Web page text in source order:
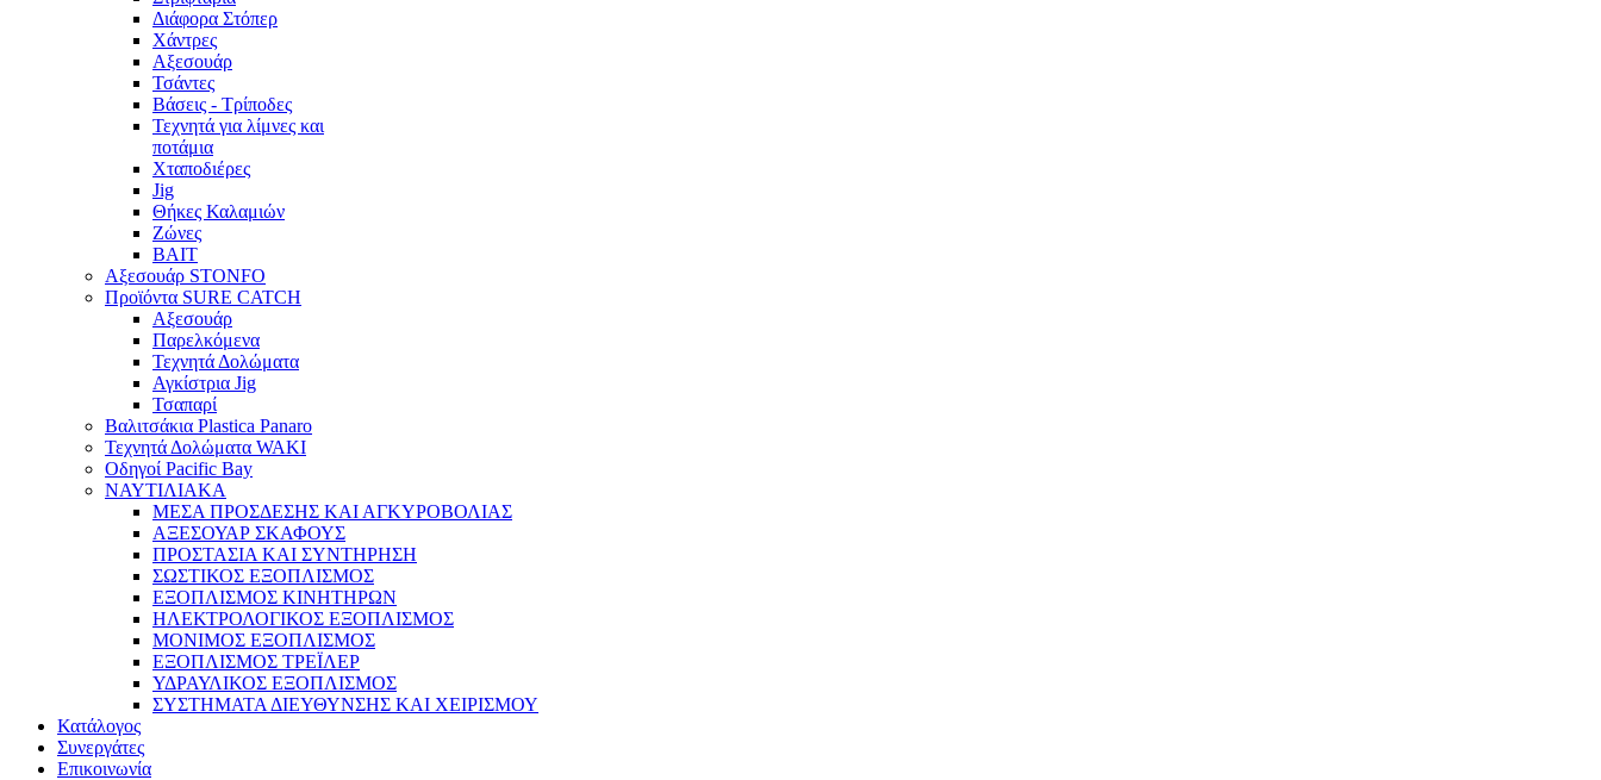
Διάφορα Στόπερ
Χάντρες
Αξεσουάρ
Τσάντες
Βάσεις - Τρίποδες
Τεχνητά για λίμνες και
ποτάμια
Χταποδιέρες
Jig
Θήκες Καλαμιών
Ζώνες
BAIT
Αξεσουάρ STONFO
Προϊόντα SURE CATCH
Αξεσουάρ
Παρελκόμενα
Τεχνητά Δολώματα
Αγκίστρια Jig
Τσαπαρί
Βαλιτσάκια Plastica Panaro
Τεχνητά Δολώματα WAKI
Οδηγοί Pacific Bay
ΝΑΥΤΙΛΙΑΚΑ
ΜΕΣΑ ΠΡΟΣΔΕΣΗΣ ΚΑΙ ΑΓΚΥΡΟΒΟΛΙΑΣ
ΑΞΕΣΟΥΑΡ ΣΚΑΦΟΥΣ
ΠΡΟΣΤΑΣΙΑ ΚΑΙ ΣΥΝΤΗΡΗΣΗ
ΣΩΣΤΙΚΟΣ ΕΞΟΠΛΙΣΜΟΣ
ΕΞΟΠΛΙΣΜΟΣ ΚΙΝΗΤΗΡΩΝ
ΗΛΕΚΤΡΟΛΟΓΙΚΟΣ ΕΞΟΠΛΙΣΜΟΣ
ΜΟΝΙΜΟΣ ΕΞΟΠΛΙΣΜΟΣ
ΕΞΟΠΛΙΣΜΟΣ ΤΡΕΪΛΕΡ
ΥΔΡΑΥΛΙΚΟΣ ΕΞΟΠΛΙΣΜΟΣ
ΣΥΣΤΗΜΑΤΑ ΔΙΕΥΘΥΝΣΗΣ ΚΑΙ ΧΕΙΡΙΣΜΟΥ
Κατάλογος
Συνεργάτες
Επικοινωνία